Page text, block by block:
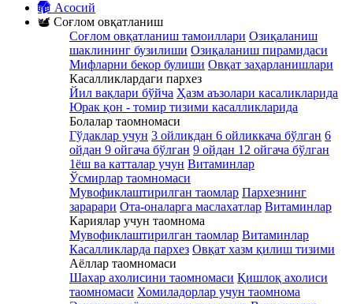
Асосий
Соғлом овқатланиш
Соғлом овқатланиш тамоиллари Озиқаланиш
шаклининг бузилиши Озиқаланиш пирамидаси
Мифларни бекор булиши Овқат заҳарланишлари
Касалликлардаги пархез
Йил вақлари бўйча Ҳазм аъзолари касаликларида
Юрак қон - томир тизими касалликларида
Болалар таомномаси
Гўдаклар учун 3 ойликдан 6 ойликкача бўлган 6
ойдан 9 ойгача бўлган 9 ойдан 12 ойгача бўлган
1ёш ва катталар учун Витаминлар
Ўсмирлар таомномаси
Мувофиклаштирилган таомлар Пархезнинг
зарарари Ота-оналарга маслахатлар Витаминлар
Кариялар учун таомнома
Мувофиклаштирилган таомлар Витаминлар
Касалликларда пархез Овқат хазм қилиш тизими
Аёллар таомномаси
Шахар ахолисини таомномаси Қишлоқ ахолиси
таомномаси Хомиладорлар учун таомнома